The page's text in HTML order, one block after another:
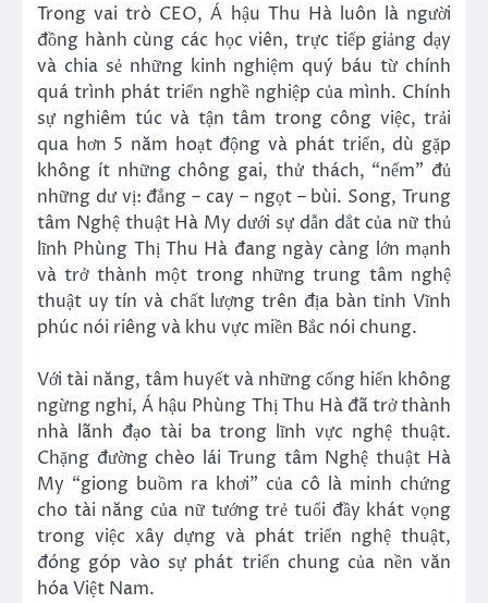
Trong vai trò CEO, Á hậu Thu Hà luôn là người
đồng hành cùng các học viên, trực tiếp giảng dạy
và chia sẻ những kinh nghiệm quý báu từ chính
quá trình phát triển nghề nghiệp của mình. Chính
sự nghiêm túc và tận tâm trong công việc, trải
qua hơn 5 năm hoạt động và phát triển, dù gặp
không ít những chông gai, thử thách, “nếm” đủ
những dư vị: đắng – cay – ngọt – bùi. Song, Trung
tâm Nghệ thuật Hà My dưới sự dẫn dắt của nữ thủ
lĩnh Phùng Thị Thu Hà đang ngày càng lớn mạnh
và trở thành một trong những trung tâm nghệ
thuật uy tín và chất lượng trên địa bàn tỉnh Vĩnh
phúc nói riêng và khu vực miền Bắc nói chung.
Với tài năng, tâm huyết và những cống hiến không
ngừng nghỉ, Á hậu Phùng Thị Thu Hà đã trở thành
nhà lãnh đạo tài ba trong lĩnh vực nghệ thuật.
Chặng đường chèo lái Trung tâm Nghệ thuật Hà
My “giong buồm ra khơi” của cô là minh chứng
cho tài năng của nữ tướng trẻ tuổi đầy khát vọng
trong việc xây dựng và phát triển nghệ thuật,
đóng góp vào sự phát triển chung của nền văn
hóa Việt Nam.